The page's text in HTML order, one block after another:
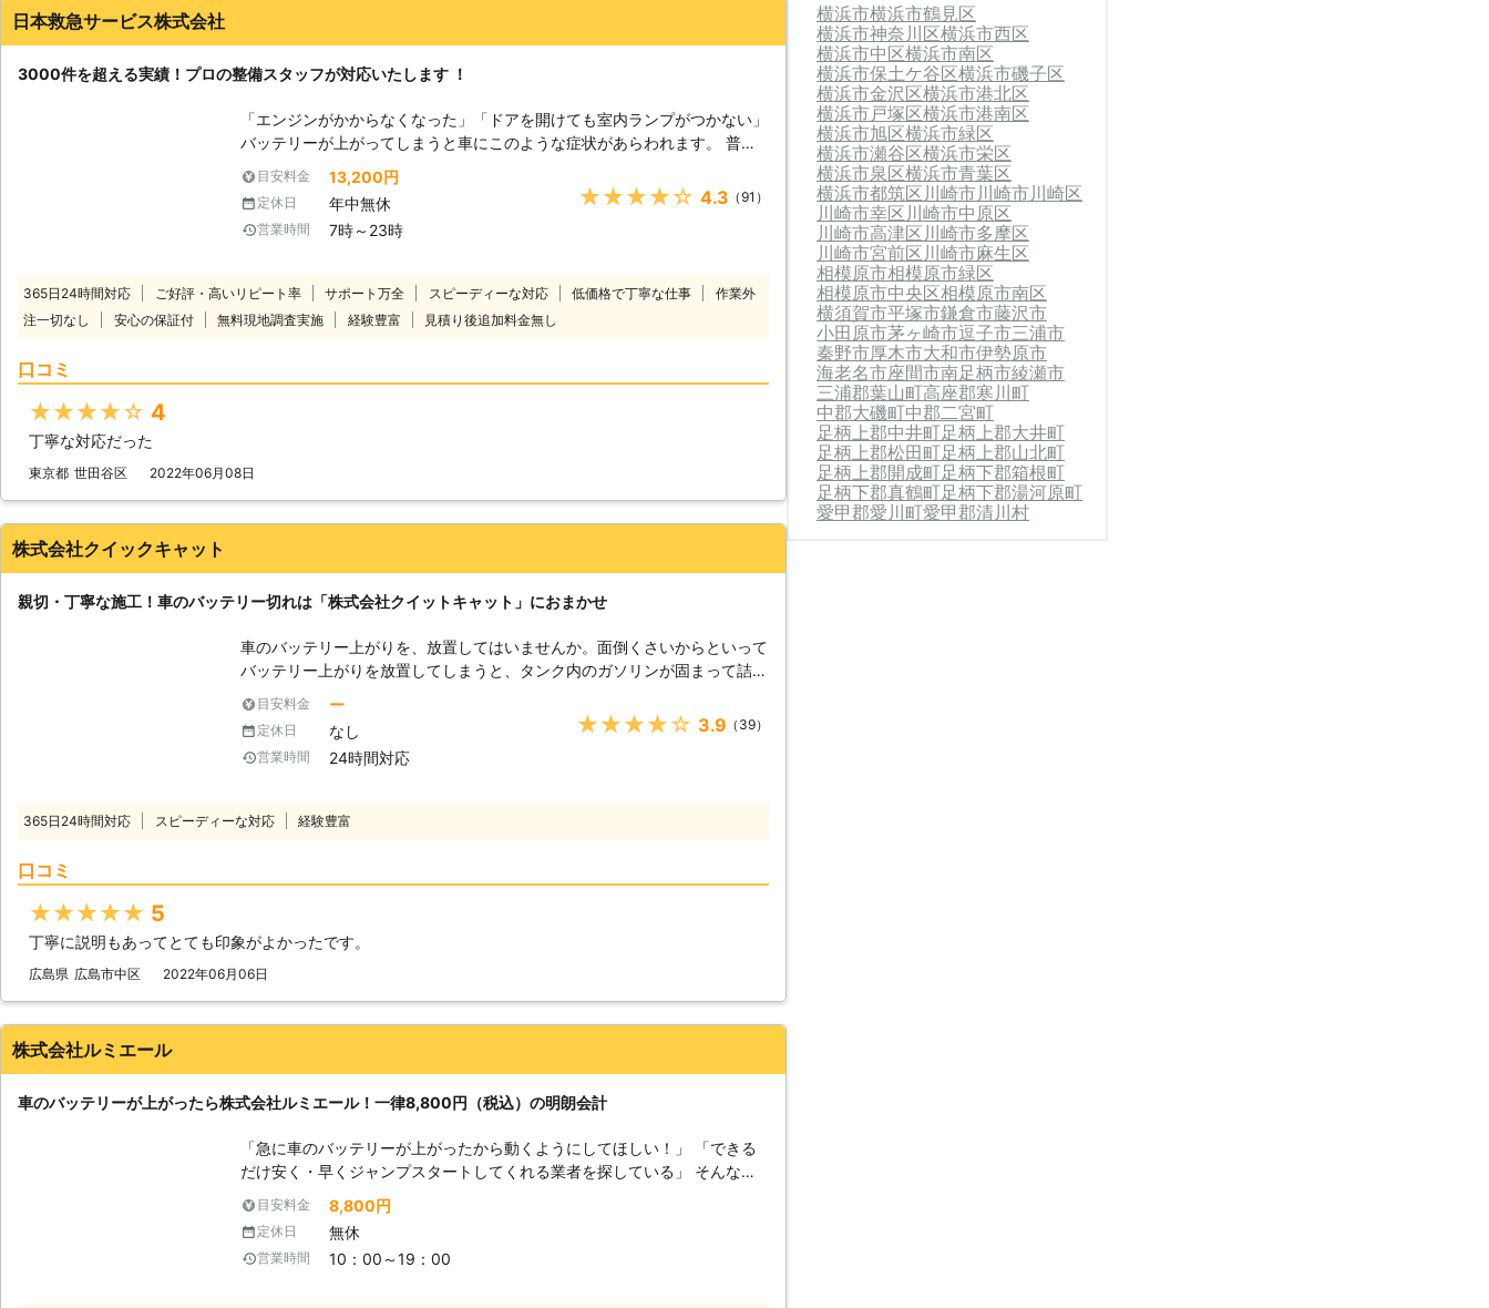
日本救急サービス株式会社
3000件を超える実績！プロの整備スタッフが対応いたします ！
「エンジンがかからなくなった」「ドアを開けても室内ランプがつかない」
バッテリーが上がってしまうと車にこのような症状があらわれます。 普段
は動いていた車が突然動かなくなっては大変困りますし、慣れていない方は
パニックにもなりますよね。 ヒリつく不安と焦りの中、どの業者に依頼し
たらいいのか判断に迷うことと思います。 そんな時には、日本救急サービ
ス(株)までご連絡ください。お客様のもとに最短で駆けつけます。 到着後に
状態、解決するための作業内容や料金についてご説明させていただき、お客
様にご納得いただいたうえで作業を開始いたします。 お見積り後の追加料
金は発生しませんのでご安心ください。 出張無料となります。お気軽にお
目安料金 13,200円
定休日 年中無休
営業時間 7時～23時
★★★★★ 4.3 （91）
365日24時間対応 ご好評・高いリピート率 サポート万全 スピーディーな対応 低価格で丁寧な仕事
作業外
注一切なし
安心の保証付 無料現地調査実施 経験豊富 見積り後追加料金無し
口コミ
★★★★★ 4
丁寧な対応だった
東京都 世田谷区 2022年06月08日
株式会社クイックキャット
親切・丁寧な施工！車のバッテリー切れは「株式会社クイットキャット」におまかせ
車のバッテリー上がりを、放置してはいませんか。面倒くさいからといって
バッテリー上がりを放置してしまうと、タンク内のガソリンが固まって詰ま
りを引き起こす恐れがあります。そのため、車のバッテリー上がりはすぐに
でも解消する必要があるのです。 もしも車のバッテリー切れが起きたとき
は、「株式会社クイックキャット」におまかせください！ ●車のバッテリ
ーが上がるのは充電がなくなったから 車のバッテリーが上がってしまうの
ッテリー内の電気を利用して動きだすので、バッテリー内の電気がなくなっ
てしまうと、車は動かなくなります。 またエンジンだけではなくカーナビ
動かなくなってしまいます。 ●24時間365日で対応可能！突然の事態にも
いときです。実際に運転をしようとしたその瞬間に気が付くので、時間的に
余裕がないことも多いでしょう。 そんなときこそ、弊社「株式会社クイッ
ただきますので、車のバッテリーが上がった時はぜひ弊社をご利用ください
目安料金 ー
定休日 なし
営業時間 24時間対応
★★★★★ 3.9 （39）
365日24時間対応 スピーディーな対応 経験豊富
口コミ
★★★★★ 5
丁寧に説明もあってとても印象がよかったです。
広島県 広島市中区 2022年06月06日
株式会社ルミエール
車のバッテリーが上がったら株式会社ルミエール！一律8,800円（税込）の明朗会計
「急に車のバッテリーが上がったから動くようにしてほしい！」 「できる
だけ安く・早くジャンプスタートしてくれる業者を探している」 そんなと
きは株式会社ルミエールにお任せください！ 車が動かないお客様のもとに
駆けつけて、ジャンプスタートでエンジンがかかるようお手伝い！突然のバ
ッテリー上がりでお困りのところを解決します。 国産乗用車の対応のみに
限定することで低価格を実現し、出張費無料の一律8,800円（税込）でお客
目安料金 8,800円
定休日 無休
営業時間 10：00～19：00
横浜市横浜市鶴見区
横浜市神奈川区横浜市西区
横浜市中区横浜市南区
横浜市保土ケ谷区横浜市磯子区
横浜市金沢区横浜市港北区
横浜市戸塚区横浜市港南区
横浜市旭区横浜市緑区
横浜市瀬谷区横浜市栄区
横浜市泉区横浜市青葉区
横浜市都筑区 川崎市川崎市川崎区
川崎市幸区 川崎市中原区
川崎市高津区 川崎市多摩区
川崎市宮前区 川崎市麻生区
相模原市相模原市緑区
相模原市中央区相模原市南区
横須賀市平塚市鎌倉市藤沢市
小田原市茅ヶ崎市逗子市三浦市
秦野市厚木市大和市伊勢原市
海老名市座間市南足柄市綾瀬市
三浦郡葉山町高座郡寒川町
中郡大磯町中郡二宮町
足柄上郡中井町足柄上郡大井町
足柄上郡松田町足柄上郡山北町
足柄上郡開成町足柄下郡箱根町
足柄下郡真鶴町足柄下郡湯河原町
愛甲郡愛川町愛甲郡清川村